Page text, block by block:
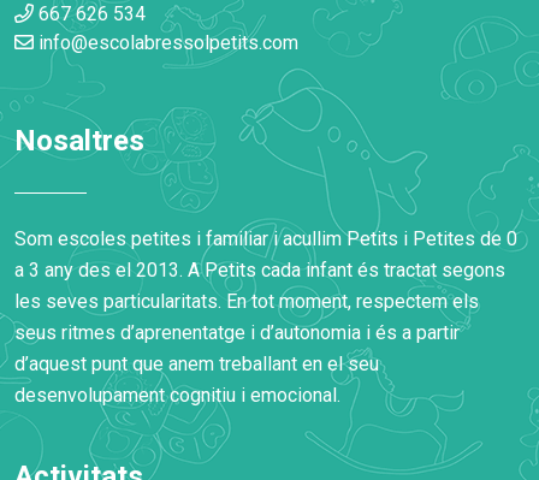
667 626 534
info@escolabressolpetits.com
Nosaltres
Som escoles petites i familiar i acullim Petits i Petites de 0
a 3 any des el 2013. A Petits cada infant és tractat segons
les seves particularitats. En tot moment, respectem els
seus ritmes d’aprenentatge i d’autonomia i és a partir
d’aquest punt que anem treballant en el seu
desenvolupament cognitiu i emocional.